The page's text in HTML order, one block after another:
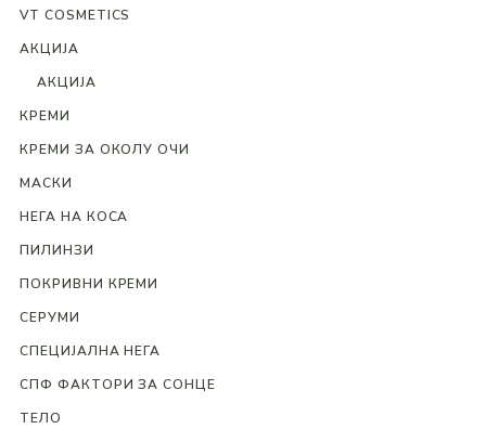
VT COSMETICS
АКЦИЈА
АКЦИЈА
КРЕМИ
КРЕМИ ЗА ОКОЛУ ОЧИ
МАСКИ
НЕГА НА КОСА
ПИЛИНЗИ
ПОКРИВНИ КРЕМИ
СЕРУМИ
СПЕЦИЈАЛНА НЕГА
СПФ ФАКТОРИ ЗА СОНЦЕ
ТЕЛО